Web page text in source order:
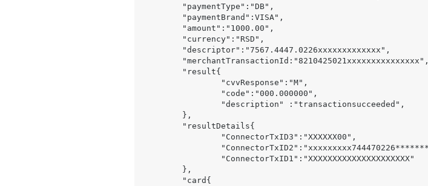
	"
paymentBrand ":VISA",
	"
amount ":"1000.00",
	"
currency":"RSD",
	"
merchantTransactionId :"8210425021xxxxxxxxxxxxxxx",
		"description" :"
transactionsucceeded ",
		"
ConnectorTxID3 ":"XXXXXX00",